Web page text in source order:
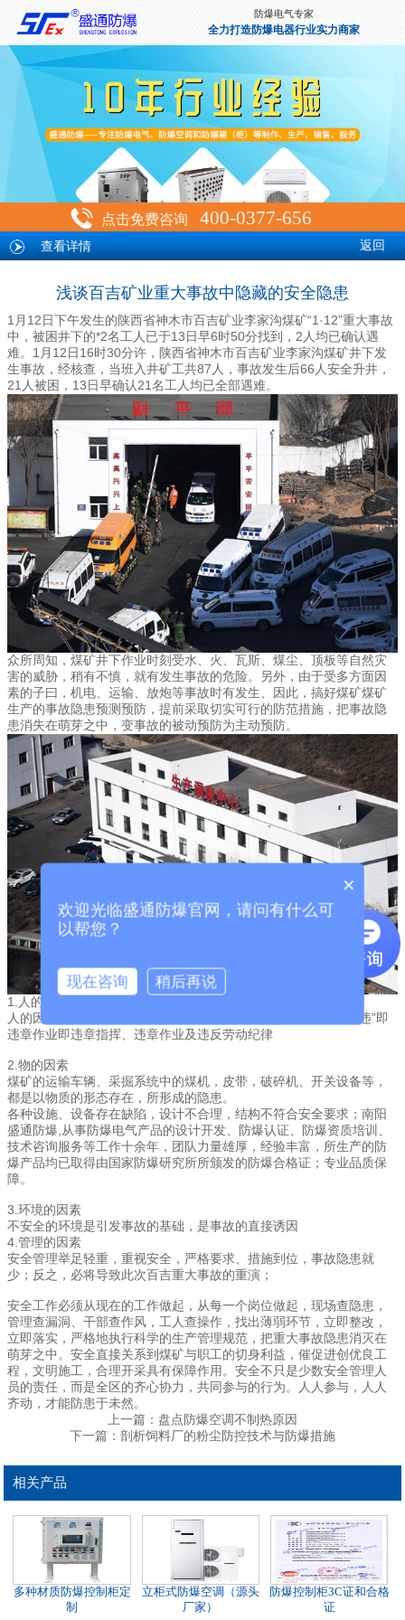
防爆电气专家
全力打造防爆电器行业实力商家
点击免费咨询 400-0377-656
返回
查看详情
浅谈百吉矿业重大事故中隐藏的安全隐患
1月12日下午发生的陕西省神木市百吉矿业李家沟煤矿“1·12”重大事故
中，被困井下的*2名工人已于13日早6时50分找到，2人均已确认遇
难。1月12日16时30分许，陕西省神木市百吉矿业李家沟煤矿井下发
生事故，经核查，当班入井矿工共87人，事故发生后66人安全升井，
21人被困，13日早确认21名工人均已全部遇难。
众所周知，煤矿井下作业时刻受水、火、瓦斯、煤尘、顶板等自然灾
害的威胁，稍有不慎，就有发生事故的危险。另外，由于受多方面因
素的子曰，机电、运输、放炮等事故时有发生、因此，搞好煤矿煤矿
生产的事故隐患预测预防，提前采取切实可行的防范措施，把事故隐
患消失在萌芽之中，变事故的被动预防为主动预防。
1.人的因素
人的因素就是指“三违”行为和由“三违”心理因素形成的隐患。“三违”即
违章作业即违章指挥、违章作业及违反劳动纪律
2.物的因素
煤矿的运输车辆、采掘系统中的煤机，皮带，破碎机、开关设备等，
都是以物质的形态存在，所形成的隐患。
各种设施、设备存在缺陷，设计不合理，结构不符合安全要求；南阳
盛通防爆,从事防爆电气产品的设计开发、防爆认证、防爆资质培训、
技术咨询服务等工作十余年，团队力量雄厚，经验丰富，所生产的防
爆产品均已取得由国家防爆研究所所颁发的 防爆合格证 ；专业品质保
障。
3.环境的因素
不安全的环境是引发事故的基础，是事故的直接诱因
4.管理的因素
安全管理举足轻重，重视安全，严格要求、措施到位，事故隐患就
少；反之，必将导致此次百吉重大事故的重演；
安全工作必须从现在的工作做起，从每一个岗位做起，现场查隐患，
管理查漏洞、干部查作风，工人查操作，找出薄弱环节，立即整改，
立即落实，严格地执行科学的生产管理规范，把重大事故隐患消灭在
萌芽之中。安全直接关系到煤矿与职工的切身利益，催促进创优良工
程，文明施工，合理开采具有保障作用。安全不只是少数安全管理人
员的责任，而是全区的齐心协力，共同参与的行为。人人参与，人人
齐动，才能防患于未然。
上一篇： 盘点防爆空调不制热原因
下一篇： 剖析饲料厂的粉尘防控技术与防爆措施
相关产品
多种材质防爆控制柜定
制
立柜式防爆空调（源头
厂家）
防爆控制柜3C证和合格
证
×
欢迎光临盛通防爆官网，请问有什么可
以帮您？
现在咨询 稍后再说